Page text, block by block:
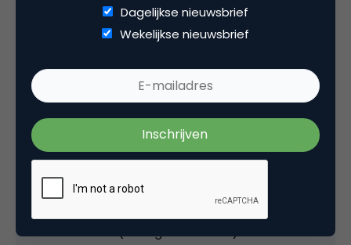
Dat zou kunnen idd. Blijkbaar niet de goede
formule gevonden.
Ik vraag me ook af in hoeverre mensen elkaar
zullen gaan vinden op Hyves via merken. Het is
denk ik meer de kracht van de uitstraling die
overbrengen op het merk (op dit moment) en
Dagelijkse nieuwsbrief
Wekelijkse nieuwsbrief